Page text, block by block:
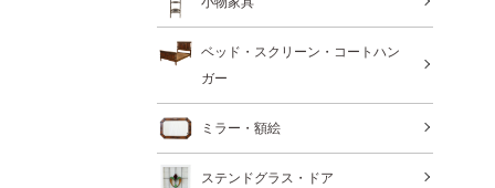
ベッド・スクリーン・コートハン
ガー
ミラー・額絵
ステンドグラス・ドア